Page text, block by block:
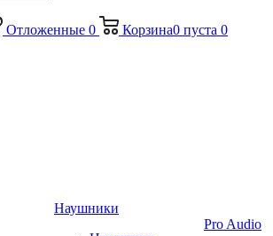
Отложенные 0 Корзина0 пуста 0
Наушники
Pro Audio